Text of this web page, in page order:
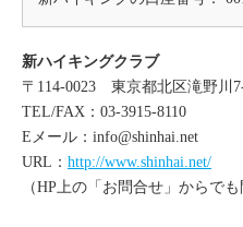
新ハイキングクラブ
〒114-0023 東京都北区滝野川
TEL/FAX：03-3915-8110
Eメール： info@shinhai.net
URL： http://www.shinhai.net/
（HP上の「お問合せ」からで